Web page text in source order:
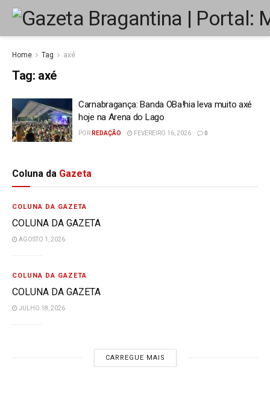
Home Tag axé
Tag: axé
Carnabragança: Banda OBa!hia leva muito axé
hoje na Arena do Lago
POR REDAÇÃO FEVEREIRO 16, 2026 0
Coluna da Gazeta
COLUNA DA GAZETA
COLUNA DA GAZETA
AGOSTO 1, 2026
COLUNA DA GAZETA
COLUNA DA GAZETA
JULHO 18, 2026
CARREGUE MAIS